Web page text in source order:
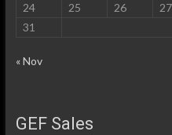
24
25 26 27
31
« Nov
GEF Sales